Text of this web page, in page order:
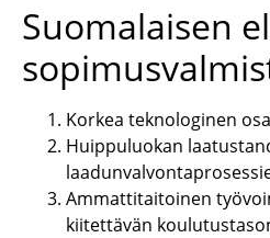
Suomalaisen
Korkea teknologinen
Huippuluokan
Ammattitaitoinen
kiitettävän